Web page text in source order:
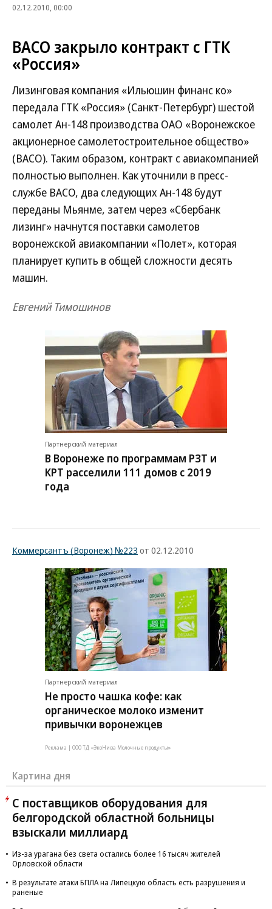
02.12.2010, 00:00
ВАСО закрыло контракт с ГТК
«Россия»
Лизинговая компания «Ильюшин финанс ко»
передала ГТК «Россия» (Санкт-Петербург) шестой
самолет Ан-148 производства ОАО «Воронежское
акционерное самолетостроительное общество»
(ВАСО). Таким образом, контракт с авиакомпанией
полностью выполнен. Как уточнили в пресс-
службе ВАСО, два следующих Ан-148 будут
переданы Мьянме, затем через «Сбербанк
лизинг» начнутся поставки самолетов
воронежской авиакомпании «Полет», которая
планирует купить в общей сложности десять
машин.
Евгений Тимошинов
Партнерский материал
В Воронеже по программам РЗТ и
КРТ расселили 111 домов с 2019
года
Коммерсантъ (Воронеж) №223 от 02.12.2010
Партнерский материал
Не просто чашка кофе: как
органическое молоко изменит
привычки воронежцев
Реклама | ООО ТД «ЭкоНива Молочные продукты»
Картина дня
С поставщиков оборудования для
белгородской областной больницы
взыскали миллиард
Из-за урагана без света остались более 16 тысяч жителей
Орловской области
В результате атаки БПЛА на Липецкую область есть разрушения и
раненые